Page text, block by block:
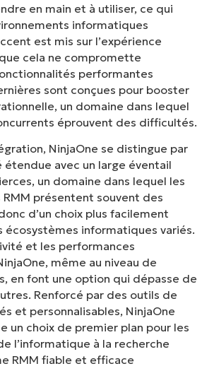
en main et à utiliser, ce qui
informatiques
est mis sur l’expérience
cela ne compromette
performantes
sont conçues pour booster
un domaine dans lequel
éprouvent des difficultés.
NinjaOne se distingue par
avec un large éventail
un domaine dans lequel les
présentent souvent des
d’un choix plus facilement
écosystèmes informatiques variés.
et les performances
même au niveau de
en font une option qui dépasse de
Renforcé par des outils de
et personnalisables, NinjaOne
un choix de premier plan pour les
l’informatique à la recherche
RMM fiable et efficace